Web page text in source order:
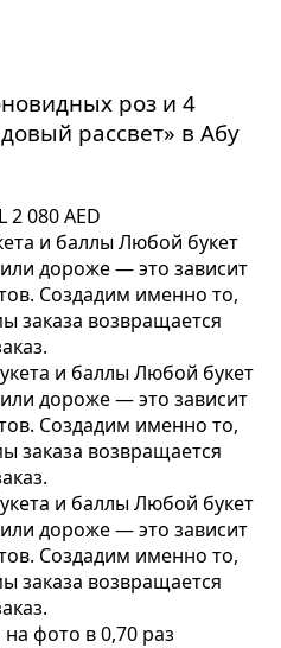
роз и 4
рассвет» в Абу
2 080 AED
и баллыЛюбой букет
дороже — это зависит
Создадим именно то,
заказа возвращается
и баллыЛюбой букет
дороже — это зависит
Создадим именно то,
заказа возвращается
и баллыЛюбой букет
дороже — это зависит
Создадим именно то,
заказа возвращается
фото в 0,70 раз